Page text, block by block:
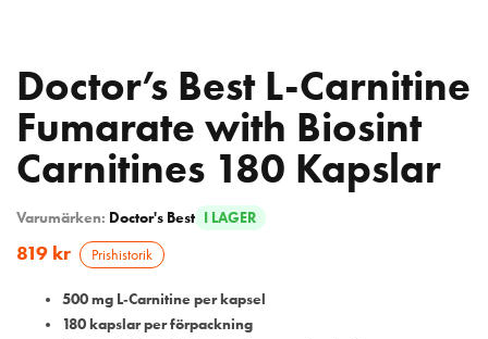
Doctor’s Best L-Carnitine
Fumarate with Biosint
Carnitines 180 Kapslar
Varumärken: Doctor's Best I LAGER
819 kr Prishistorik
500 mg L‑Carnitine per kapsel
180 kapslar per förpackning